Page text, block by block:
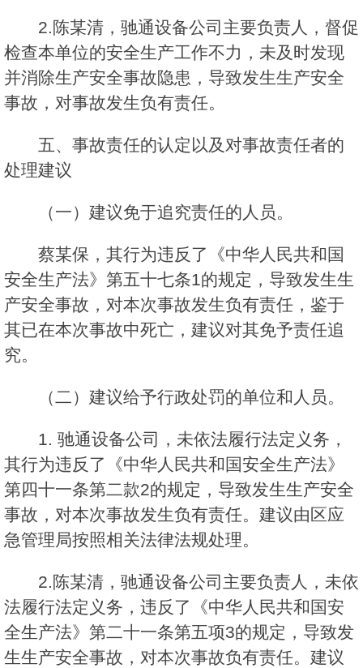
2.陈某清，驰通设备公司主要负责人，督促
检查本单位的安全生产工作不力，未及时发现
并消除生产安全事故隐患，导致发生生产安全
事故，对事故发生负有责任。
五、事故责任的认定以及对事故责任者的
处理建议
（一）建议免于追究责任的人员。
蔡某保，其行为违反了《中华人民共和国
安全生产法》第五十七条1的规定，导致发生生
产安全事故，对本次事故发生负有责任，鉴于
其已在本次事故中死亡，建议对其免予责任追
究。
（二）建议给予行政处罚的单位和人员。
1. 驰通设备公司，未依法履行法定义务，
其行为违反了《中华人民共和国安全生产法》
第四十一条第二款2的规定，导致发生生产安全
事故，对本次事故发生负有责任。建议由区应
急管理局按照相关法律法规处理。
2.陈某清，驰通设备公司主要负责人，未依
法履行法定义务，违反了《中华人民共和国安
全生产法》第二十一条第五项3的规定，导致发
生生产安全事故，对本次事故负有责任。建议